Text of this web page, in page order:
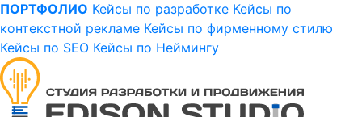
ПОРТФОЛИО Кейсы по разработке Кейсы по
контекстной рекламе Кейсы по фирменному стилю
Кейсы по SEO Кейсы по Неймингу